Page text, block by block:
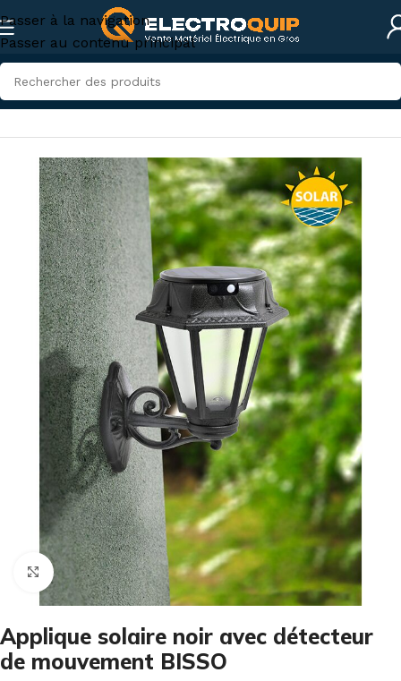
Passer à la navigation
Passer au contenu principal
Accueil/Eclairage/Hublots
Cliquez pour agrandir
Applique solaire noir avec détecteur
de mouvement BISSO